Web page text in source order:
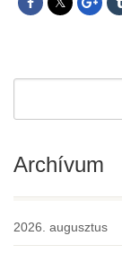
Archívum
2026. augusztus